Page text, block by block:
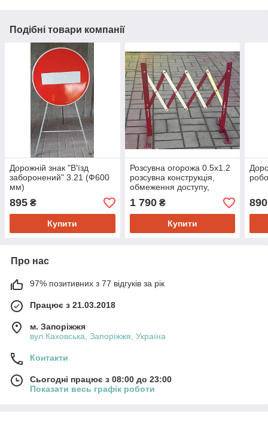
Подібні товари компанії
Дорожній знак "В'їзд
заборонений" 3.21 (Ф600
мм)
895 ₴
Купити
Розсувна огорожа 0.5х1.2
розсувна конструкція,
обмеження доступу,
тимчасові дорожні огорожі
1 790₴
Купити
890
Про нас
97% позитивних з 77 відгуків за рік
Працює з 21.03.2018
м. Запоріжжя
вул.Каховська, Запоріжжя, Україна
Контакти
Сьогодні працює з 08:00 до 23:00
Показати весь графік роботи